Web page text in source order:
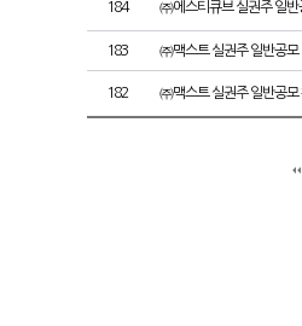
184 ㈜에스티큐브 실권주 일반
183 ㈜맥스트 실권주 일반공모
182 ㈜맥스트 실권주 일반공모